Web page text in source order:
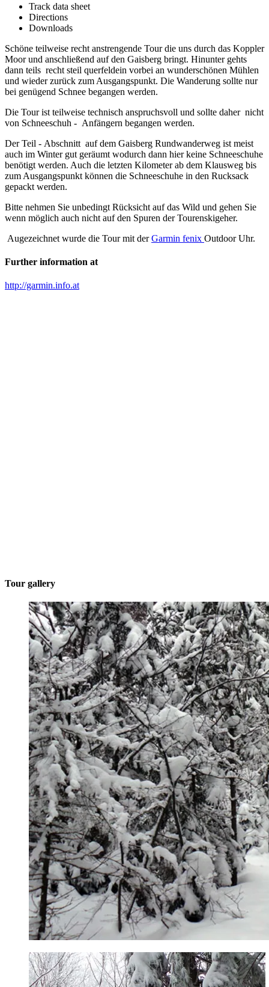
Track data sheet
Directions
Downloads
Schöne teilweise recht anstrengende Tour die uns durch das Koppler
Moor und anschließend auf den Gaisberg bringt. Hinunter gehts
dann teils recht steil querfeldein vorbei an wunderschönen Mühlen
und wieder zurück zum Ausgangspunkt. Die Wanderung sollte nur
bei genügend Schnee begangen werden.
Die Tour ist teilweise technisch anspruchsvoll und sollte daher nicht
von Schneeschuh - Anfängern begangen werden.
Der Teil - Abschnitt auf dem Gaisberg Rundwanderweg ist meist
auch im Winter gut geräumt wodurch dann hier keine Schneeschuhe
benötigt werden. Auch die letzten Kilometer ab dem Klausweg bis
zum Ausgangspunkt können die Schneeschuhe in den Rucksack
gepackt werden.
Bitte nehmen Sie unbedingt Rücksicht auf das Wild und gehen Sie
wenn möglich auch nicht auf den Spuren der Tourenskigeher.
Augezeichnet wurde die Tour mit derGarmin fenix Outdoor Uhr.
Further information at
http://garmin.info.at
Tour gallery